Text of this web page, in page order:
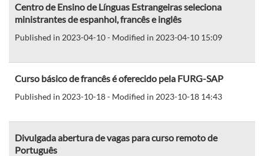
Centro de Ensino de Línguas Estrangeiras seleciona
ministrantes de espanhol, francês e inglês
Published in 2023-04-10 - Modified in 2023-04-10 15:09
Curso básico de francês é oferecido pela FURG-SAP
Published in 2023-10-18 - Modified in 2023-10-18 14:43
Divulgada abertura de vagas para curso remoto de
Português